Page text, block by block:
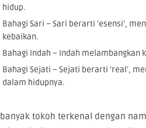
hidup.
Bahagi Sari – Sari berarti ‘esensi’,
kebaikan.
Bahagi Indah – Indah
Bahagi Sejati – Sejati berarti ‘real’,
dalam hidupnya.
tokoh terkenal dengan